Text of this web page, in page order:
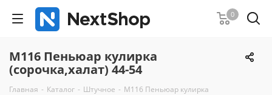
0
М116 Пеньюар кулирка
(сорочка,халат) 44-54
Главная - Каталог - Штучное - М116 Пеньюар кулирка